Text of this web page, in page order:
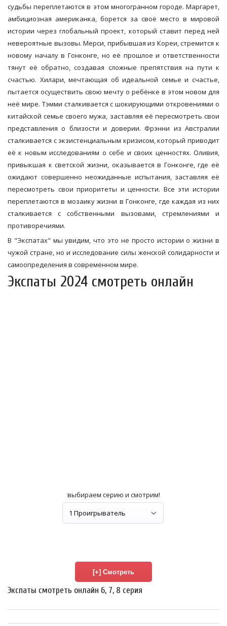
судьбы переплетаются в этом многогранном городе. Маргарет,
амбициозная американка, борется за своё место в мировой
истории через глобальный проект, который ставит перед ней
невероятные вызовы. Мерси, прибывшая из Кореи, стремится к
новому началу в Гонконге, но её прошлое и ответственности
тянут её обратно, создавая сложные препятствия на пути к
счастью. Хилари, мечтающая об идеальной семье и счастье,
пытается осуществить свою мечту о ребёнке в этом новом для
неё мире. Тэмми сталкивается с шокирующими откровениями о
китайской семье своего мужа, заставляя её пересмотреть свои
представления о близости и доверии. Фрэнни из Австралии
сталкивается с экзистенциальным кризисом, который приводит
её к новым исследованиям о себе и своих ценностях. Оливия,
привыкшая к светской жизни, оказывается в Гонконге, где её
ожидают совершенно неожиданные испытания, заставляя её
пересмотреть свои приоритеты и ценности. Все эти истории
переплетаются в мозаику жизни в Гонконге, где каждая из них
сталкивается с собственными вызовами, стремлениями и
противоречиями.
В "Экспатах" мы увидим, что это не просто истории о жизни в
чужой стране, но и исследование силы женской солидарности и
самоопределения в современном мире.
Экспаты 2024 смотреть онлайн
выбираем серию и смотрим!
Экспаты смотреть онлайн 6, 7, 8 серия